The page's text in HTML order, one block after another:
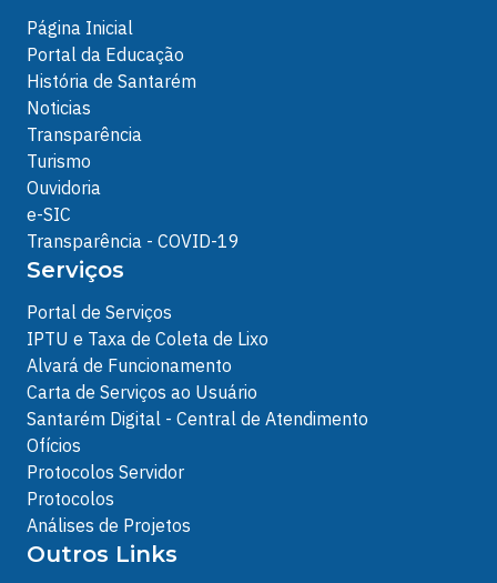
Página Inicial
Portal da Educação
História de Santarém
Noticias
Transparência
Turismo
Ouvidoria
e-SIC
Transparência - COVID-19
Serviços
Portal de Serviços
IPTU e Taxa de Coleta de Lixo
Alvará de Funcionamento
Carta de Serviços ao Usuário
Santarém Digital - Central de Atendimento
Ofícios
Protocolos Servidor
Protocolos
Análises de Projetos
Outros Links